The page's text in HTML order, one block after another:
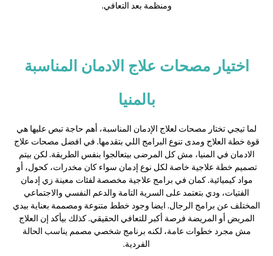
ومنظمة بعد التعافي.
اختيار مصحات علاج الادمان المناسبة
بالمنيا
لما تيجي تختار مصحات لعلاج الإدمان المناسبة، أهم حاجة تبص عليها هي
قوة خطة العلاج ومدى تنوع البرامج اللي بتقدمها. في افضل مصحات علاج
الادمان في المنيا، مش كل المرضى بيتعالجوا بنفس الطريقة. لكن بيتم
تصميم خطة علاجية خاصة لكل نوع إدمان سواء كان مخدرات، كحول، أو
مواد كيميائية. كمان في برامج علاجية مخصصة لفئات معينة زي إدمان
الفتيات، ودي بتعتمد على السرية التامة والدعم النفسي والاجتماعي
المختلف عن برامج الرجال. ايضا وجود خطط متنوعة ومصممة بعناية بيدي
المريض أو المريضة فرصة أكبر للتعافي الحقيقي. كذلك بيأكد إن العلاج
مش مجرد خطوات عامة، لكنه برنامج شخصي مصمم يناسب الحالة
الفردية.